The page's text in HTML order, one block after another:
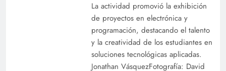
La actividad promovió la exhibición
de proyectos en electrónica y
programación, destacando el talento
y la creatividad de los estudiantes en
soluciones tecnológicas aplicadas.
Jonathan VásquezFotografía: David